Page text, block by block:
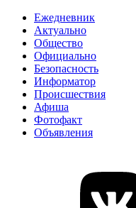
Ежедневник
Актуально
Общество
Официально
Безопасность
Информатор
Происшествия
Афиша
Фотофакт
Объявления